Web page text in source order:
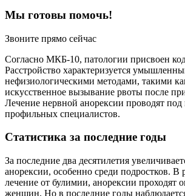
Мы готовы помочь!
Звоните прямо сейчас
Согласно МКБ-10, патологии присвоен
Расстройство характеризуется
нефизиологическими методами, такими
искусственное вызывание рвоты после
Лечение нервной анорексии проводят
профильных специалистов.
Статистика за последние годы
За последние два десятилетия
анорексии, особенно среди подростков. В
лечение от булимии, анорексии проходят
женщин. Но в последние годы